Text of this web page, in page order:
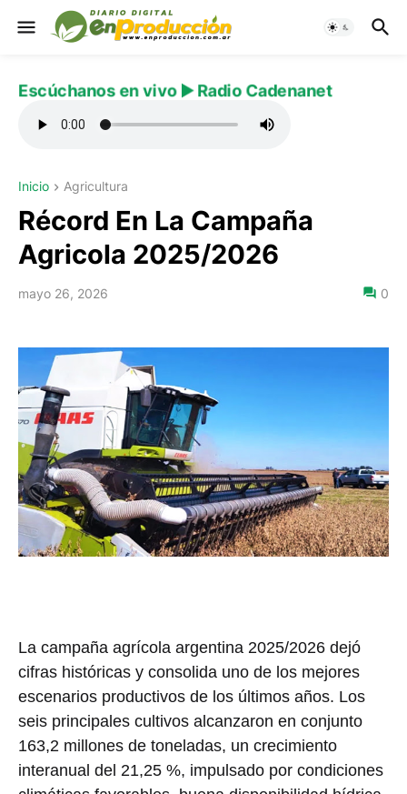
Escúchanos en vivo ▶️ Radio Cadenanet
Inicio Agricultura
Récord En La Campaña
Agricola 2025/2026
mayo 26, 2026 0
La campaña agrícola argentina 2025/2026 dejó
cifras históricas y consolida uno de los mejores
escenarios productivos de los últimos años. Los
seis principales cultivos alcanzaron en conjunto
163,2 millones de toneladas, un crecimiento
interanual del 21,25 %, impulsado por condiciones